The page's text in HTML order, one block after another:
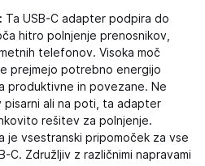
Ta USB-C adapter podpira do
hitro polnjenje prenosnikov,
telefonov. Visoka moč
prejmejo potrebno energijo
produktivne in povezane. Ne
ali na poti, ta adapter
rešitev za polnjenje.
je vsestranski pripomoček za vse
C. Združljiv z različnimi napravami